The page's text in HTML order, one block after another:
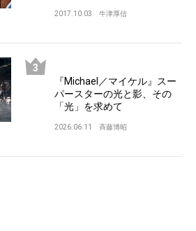
2017.10.03 牛津厚信
『Michael／マイケル』スー
パースターの光と影、その
「光」を求めて
2026.06.11 斉藤博昭